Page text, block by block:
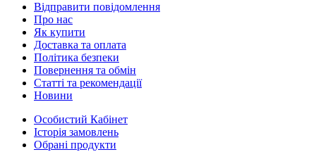
Відправити повідомлення
Про нас
Як купити
Доставка та оплата
Політика безпеки
Повернення та обмін
Статті та рекомендації
Новини
Особистий Кабінет
Історія замовлень
Обрані продукти